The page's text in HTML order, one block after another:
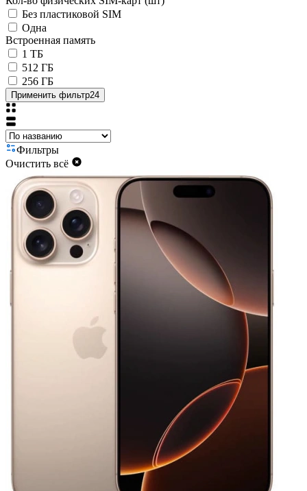
Без пластиковой SIM
Одна
Встроенная память
1 ТБ
512 ГБ
256 ГБ
Применить фильтр24
Фильтры
Очистить всё